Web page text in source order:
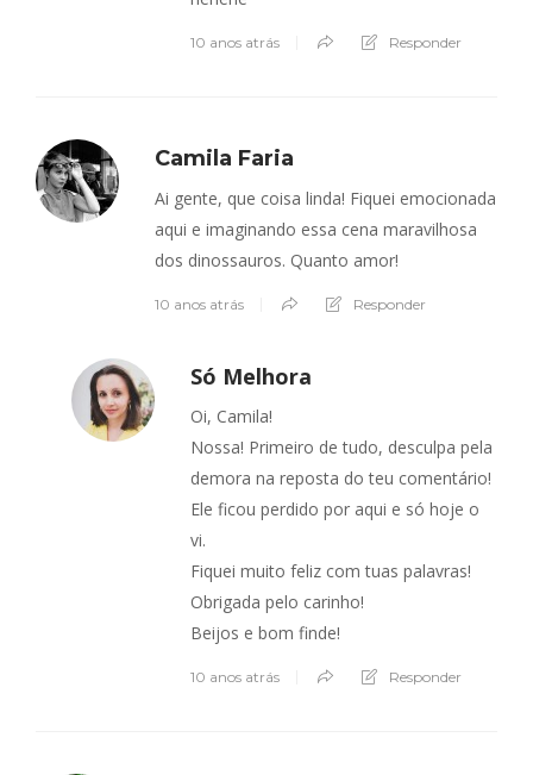
10 anos atrás Responder
Camila Faria
Ai gente, que coisa linda! Fiquei emocionada
aqui e imaginando essa cena maravilhosa
dos dinossauros. Quanto amor!
10 anos atrás Responder
Só Melhora
Oi, Camila!
Nossa! Primeiro de tudo, desculpa pela
demora na reposta do teu comentário!
Ele ficou perdido por aqui e só hoje o
vi.
Fiquei muito feliz com tuas palavras!
Obrigada pelo carinho!
Beijos e bom finde!
10 anos atrás Responder